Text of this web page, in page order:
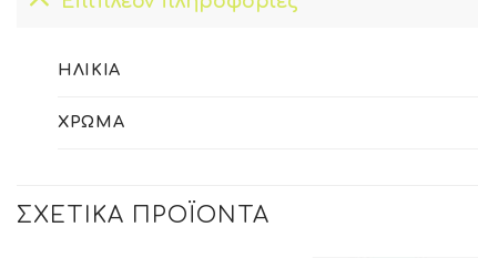
ΗΛΙΚΊΑ
ΧΡΏΜΑ
ΣΧΕΤΙΚΆ ΠΡΟΪΌΝΤΑ